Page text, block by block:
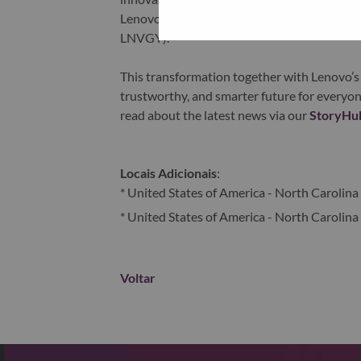
Lenovo is listed on the Hong Kong stock
LNVGY).
This transformation together with
trustworthy, and smarter future for
read about the latest news via our
Locais Adicionais:
* United States of America - North
* United States of America - North
Voltar